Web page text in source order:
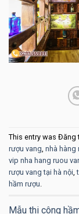
This entry was Đăng
rượu vang, nhà hàng
vip nha hang ruou
rượu vang tại hà nội,
hầm rượu.
Mẫu thi công